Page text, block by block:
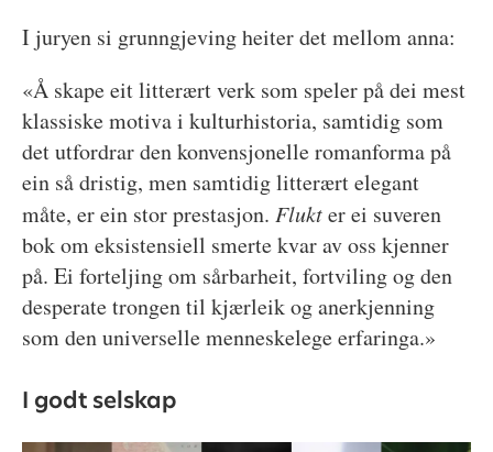
I juryen si grunngjeving heiter det mellom anna:
«Å skape eit litterært verk som speler på dei mest
klassiske motiva i kulturhistoria, samtidig som
det utfordrar den konvensjonelle romanforma på
ein så dristig, men samtidig litterært elegant
måte, er ein stor prestasjon. Flukter ei suveren
bok om eksistensiell smerte kvar av oss kjenner
på. Ei forteljing om sårbarheit, fortviling og den
desperate trongen til kjærleik og anerkjenning
som den universelle menneskelege erfaringa.»
I godt selskap